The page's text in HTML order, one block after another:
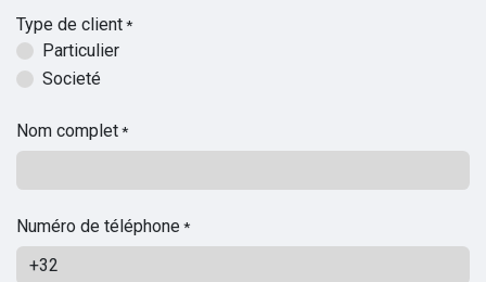
Type de client*
Particulier
Societé
Nom complet*
Numéro de téléphone*